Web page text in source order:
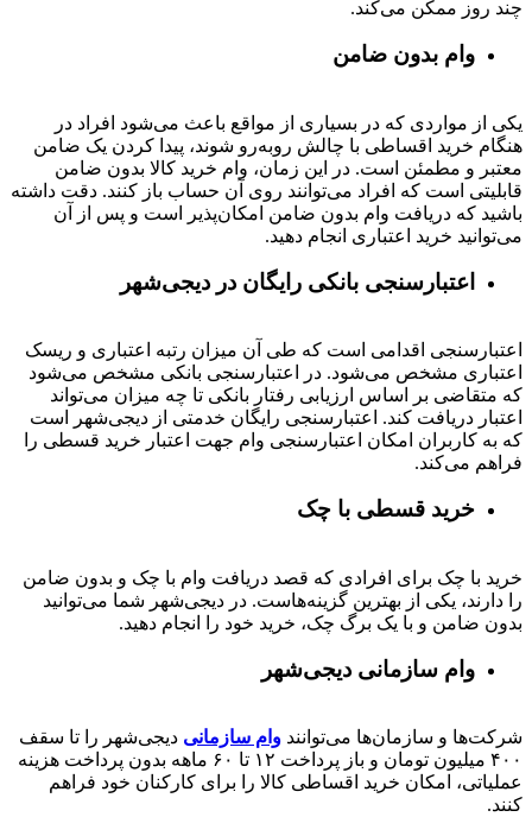
چند روز ممکن می‌کند.
وام بدون ضامن
یکی از مواردی که در بسیاری از مواقع باعث می‌شود افراد در
هنگام خرید اقساطی با چالش روبه‌رو شوند، پیدا کردن یک ضامن
معتبر و مطمئن است. در این زمان، وام خرید کالا بدون ضامن
قابلیتی است که افراد می‌توانند روی آن حساب باز کنند. دقت داشته
باشید که دریافت وام بدون ضامن امکان‌پذیر است و پس از آن
می‌توانید خرید اعتباری انجام دهید.
اعتبارسنجی بانکی رایگان در دیجی‌شهر
اعتبارسنجی اقدامی است که طی آن میزان رتبه اعتباری و ریسک
اعتباری مشخص می‌شود. در اعتبارسنجی بانکی مشخص می‌شود
که متقاضی بر اساس ارزیابی رفتار بانکی تا چه میزان می‌تواند
اعتبار دریافت کند. اعتبارسنجی رایگان خدمتی از دیجی‌شهر است
که به کاربران امکان اعتبارسنجی وام جهت اعتبار خرید قسطی را
فراهم می‌کند.
خرید قسطی با چک
خرید با چک برای افرادی که قصد دریافت وام با چک و بدون ضامن
را دارند، یکی از بهترین گزینه‌هاست. در دیجی‌شهر شما می‌توانید
بدون ضامن و با یک برگ چک، خرید خود را انجام دهید.
وام سازمانی دیجی‌شهر
شرکت‌ها و سازمان‌ها می‌توانند وام سازمانی دیجی‌شهر را تا سقف
۴۰۰ میلیون تومان و باز پرداخت ۱۲ تا ۶۰
ماهه بدون پرداخت هزینه
عملیاتی، امکان خرید اقساطی کالا را برای کارکنان خود فراهم
کنند.